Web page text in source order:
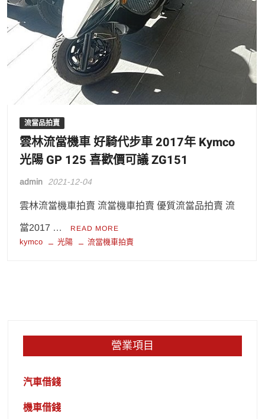
流當品拍賣
雲林流當機車 好騎代步車 2017年 Kymco
光陽 GP 125 喜歡價可議 ZG151
admin 2021-12-04
雲林流當機車拍賣 流當機車拍賣 優質流當品拍賣 流
當2017 … READ MORE
kymco 光陽 流當機車拍賣
營業項目
汽車借錢
機車借錢